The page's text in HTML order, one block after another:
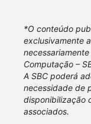
*O conteúdo
exclusivamente
Computação –
A SBC poderá
necessidade de
disponibilização
associados.